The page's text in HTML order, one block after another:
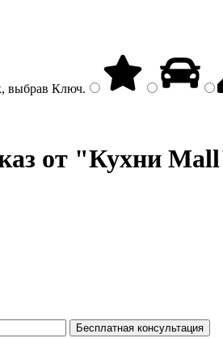
выбрав Ключ.
от "Кухни